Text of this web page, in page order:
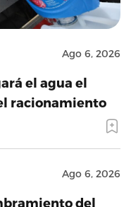
Ago 6, 2026
el agua el
racionamiento
Ago 6, 2026
del